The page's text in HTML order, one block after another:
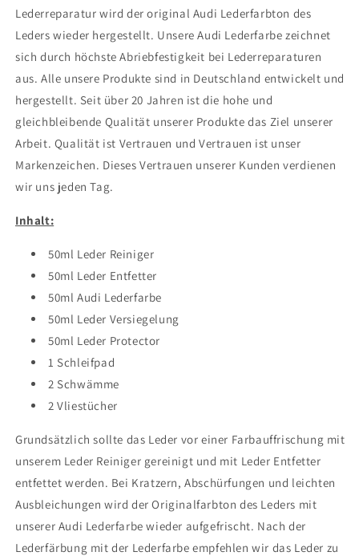
Lederreparatur wird der original Audi Lederfarbton des
Leders wieder hergestellt. Unsere Audi Lederfarbe zeichnet
sich durch höchste Abriebfestigkeit bei Lederreparaturen
aus. Alle unsere Produkte sind in Deutschland entwickelt und
hergestellt. Seit über 20 Jahren ist die hohe und
gleichbleibende Qualität unserer Produkte das Ziel unserer
Arbeit. Qualität ist Vertrauen und Vertrauen ist unser
Markenzeichen. Dieses Vertrauen unserer Kunden verdienen
wir uns jeden Tag.
Inhalt:
50ml Leder Reiniger
50ml Leder Entfetter
50ml Audi Lederfarbe
50ml Leder Versiegelung
50ml Leder Protector
1 Schleifpad
2 Schwämme
2 Vliestücher
Grundsätzlich sollte das Leder vor einer Farbauffrischung mit
unserem Leder Reiniger gereinigt und mit Leder Entfetter
entfettet werden. Bei Kratzern, Abschürfungen und leichten
Ausbleichungen wird der Originalfarbton des Leders mit
unserer Audi Lederfarbe wieder aufgefrischt. Nach der
Lederfärbung mit der Lederfarbe empfehlen wir das Leder zu